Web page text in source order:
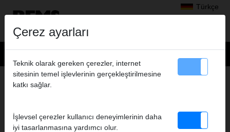
Türkçe
Ürünler>Boru ve Kanal kontrolü, Boru ve Kanal temizleme
> REMS MiniScope
KAMERALI ENDOSKOP
Çerez ayarları
Teknik olarak gereken çerezler, internet
sitesinin temel işlevlerinin gerçekleştirilmesine
katkı sağlar.
İşlevsel çerezler kullanıcı deneyimlerinin daha
iyi tasarlanmasına yardımcı olur.